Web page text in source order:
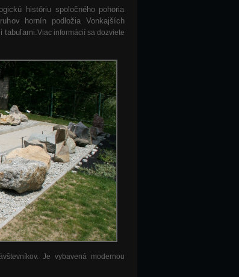
históriu spoločného pohoria
hornín podložia Vonkajších
tabuľami.Viac informácií sa dozviete
Je vybavená modernou